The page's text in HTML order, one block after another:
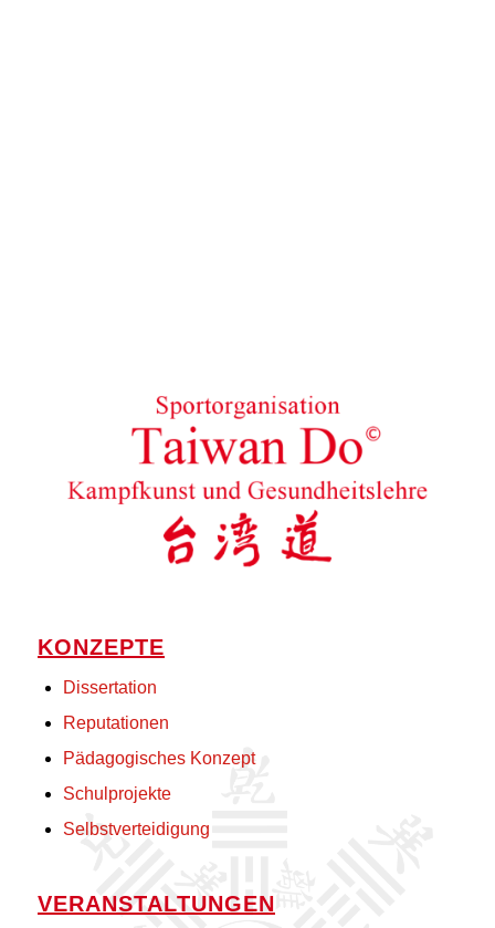
KONZEPTE
Dissertation
Reputationen
Pädagogisches Konzept
Schulprojekte
Selbstverteidigung
VERANSTALTUNGEN